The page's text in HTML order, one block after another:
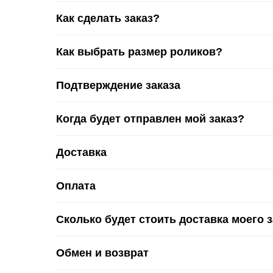
Как сделать заказ?
Как выбрать размер роликов?
Подтверждение заказа
Когда будет отправлен мой заказ?
Доставка
Оплата
Сколько будет стоить доставка моего
Обмен и возврат